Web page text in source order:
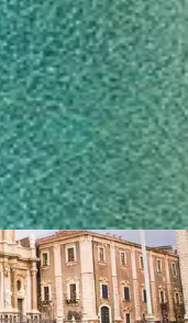
я, каждый город
Приезжайте в